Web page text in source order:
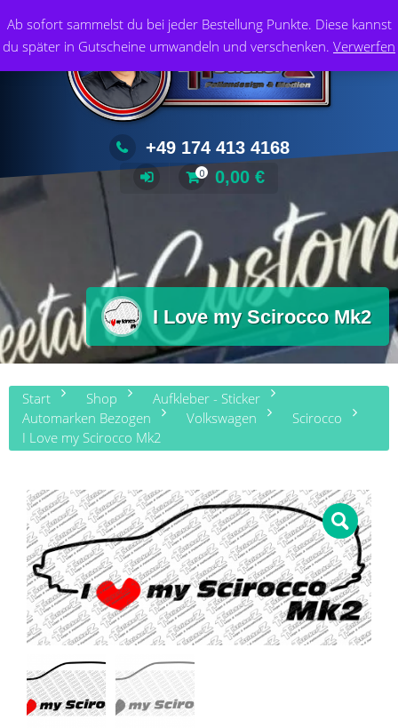
Ab sofort sammelst du bei jeder Bestellung Punkte. Diese kannst
du später in Gutscheine umwandeln und verschenken. Verwerfen
Inhalt
springen
+49 174 413 4168
0 0,00 €
I Love my Scirocco Mk2
Start Shop
Aufkleber - Sticker
Automarken Bezogen
Volkswagen
Scirocco
I Love my Scirocco Mk2